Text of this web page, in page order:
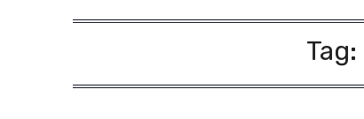
Tag: